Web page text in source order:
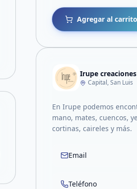
Agregar al carrito
Irupe creaciones
Capital, San Luis
En Irupe podemos
mano, mates, cuencos,
cortinas, caireles y más.
Email
Teléfono